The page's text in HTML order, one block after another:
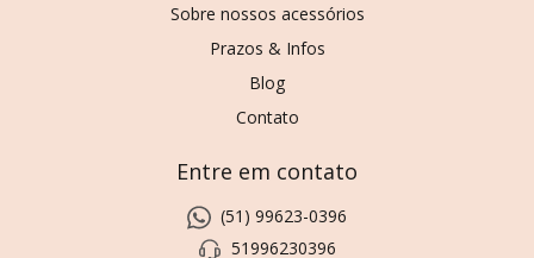
Sobre nossos acessórios
Prazos & Infos
Blog
Contato
Entre em contato
(51) 99623-0396
51996230396